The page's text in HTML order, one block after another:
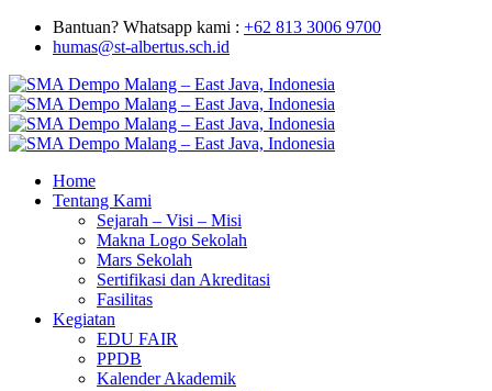
Bantuan? Whatsapp kami : +62 813 3006 9700
humas@st-albertus.sch.id
Home
Tentang Kami
Sejarah – Visi – Misi
Makna Logo Sekolah
Mars Sekolah
Sertifikasi dan Akreditasi
Fasilitas
Kegiatan
EDU FAIR
PPDB
Kalender Akademik